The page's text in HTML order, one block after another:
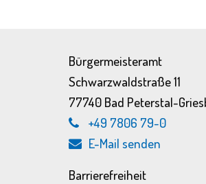
Bürgermeisteramt
Schwarzwaldstraße 11
77740 Bad Peterstal-
+49 7806 79-0
E-Mail senden
Barrierefreiheit